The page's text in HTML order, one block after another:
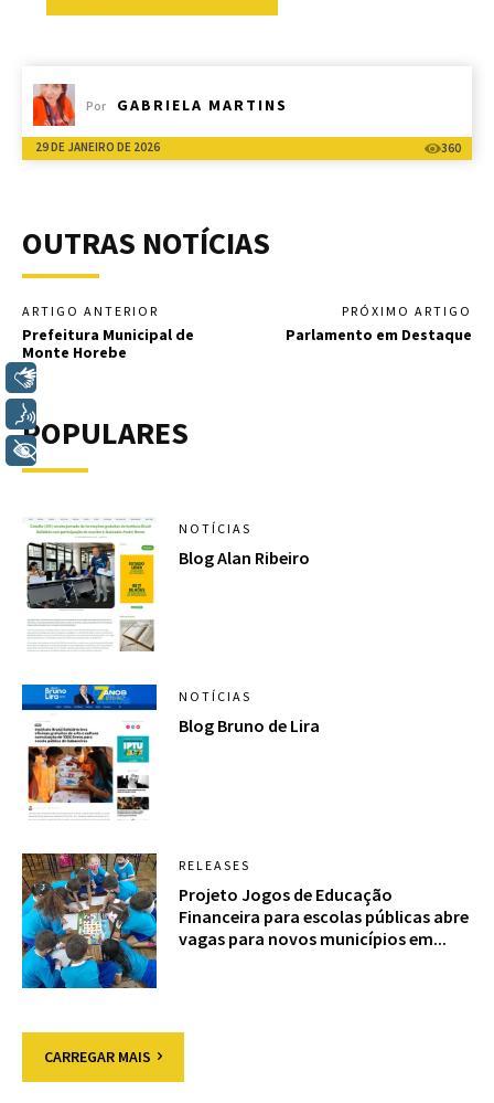
Por GABRIELA MARTINS
29 DE JANEIRO DE 2026 360
OUTRAS NOTÍCIAS
ARTIGO ANTERIOR
Prefeitura Municipal de
Monte Horebe
PRÓXIMO ARTIGO
Parlamento em Destaque
POPULARES
NOTÍCIAS
Blog Alan Ribeiro
NOTÍCIAS
Blog Bruno de Lira
RELEASES
Projeto Jogos de Educação
Financeira para escolas públicas abre
vagas para novos municípios em...
CARREGAR MAIS
+ Acessibilidade